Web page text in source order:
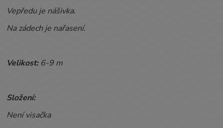
Vepředu je nášivka.
Na zádech je nařasení.
Velikost:6-9m
Složení:
Není visačka